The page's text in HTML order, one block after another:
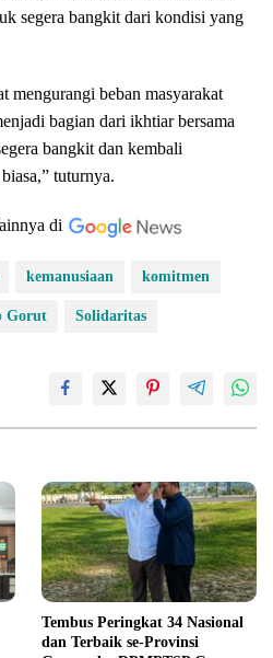
segera bangkit dari kondisi yang
mengurangi beban masyarakat
bagian dari ikhtiar bersama
bangkit dan kembali
tuturnya.
di
kemanusiaan komitmen
Gorut Solidaritas
Tembus Peringkat 34 Nasional
dan Terbaik se-Provinsi